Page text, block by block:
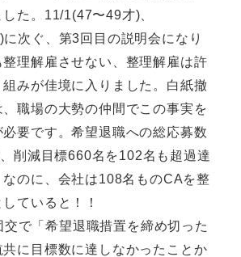
た。11/1(47〜49才)、
次ぐ、第3回目の説明会になり
整理解雇させない、整理解雇は許
組みが佳境に入りました。白紙撤
、職場の大勢の仲間でこの事実を
要です。希望退職への総応募数
削減目標660名を102名も超過達
なのに、会社は108名ものCAを整
ていると！！
で「希望退職措置を締め切った
に目標数に達しなかったことか